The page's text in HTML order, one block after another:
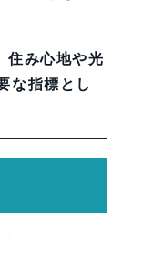
住み心地や光
な指標とし